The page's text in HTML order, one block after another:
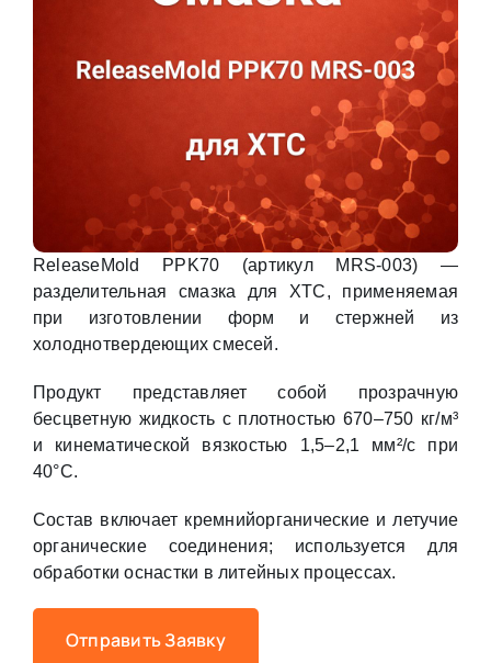
ReleaseMold PPK70 (артикул MRS-003) —
разделительная смазка для ХТС, применяемая
при изготовлении форм и стержней из
холоднотвердеющих смесей.
Продукт представляет собой прозрачную
бесцветную жидкость с плотностью 670–750 кг/м³
и кинематической вязкостью 1,5–2,1 мм²/с при
40°С.
Состав включает кремнийорганические и летучие
органические соединения; используется для
обработки оснастки в литейных процессах.
Отправить Заявку